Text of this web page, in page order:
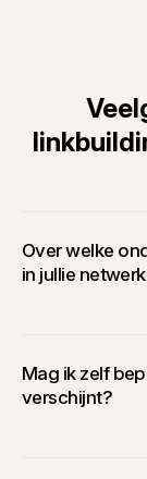
Over welke
in jullie
Mag ik zelf
verschijnt?